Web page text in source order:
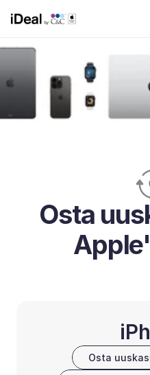
Osta
Osta